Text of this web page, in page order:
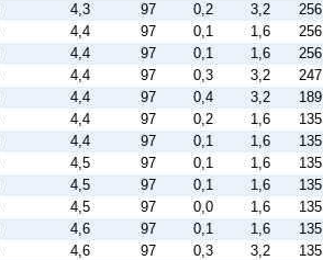
4,3 97 0,2 3,2
256
4,4 97 0,1 1,6
256
4,4 97 0,1 1,6
256
4,4 97 0,3 3,2
247
4,4 97 0,4 3,2
189
4,4 97 0,2 1,6
135
4,4 97 0,1 1,6
135
4,5 97 0,1 1,6
135
4,5 97 0,1 1,6
135
4,5 97 0,0 1,6
135
4,6 97 0,1 1,6
135
4,6 97 0,3 3,2
135